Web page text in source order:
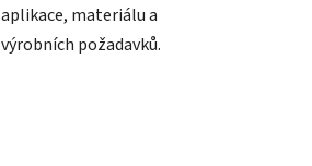
aplikace, materiálu a
výrobních požadavků.